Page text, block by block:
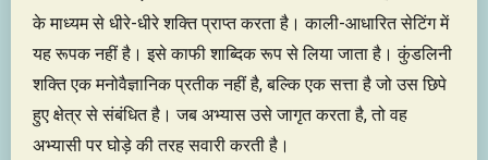
के माध्यम से धीरे-धीरे शक्ति प्राप्त करता है। काली-आधारित सेटिंग में
यह रूपक नहीं है। इसे काफी शाब्दिक रूप से लिया जाता है। कुंडलिनी
शक्ति एक मनोवैज्ञानिक प्रतीक नहीं है, बल्कि एक सत्ता है जो उस छिपे
हुए क्षेत्र से संबंधित है। जब अभ्यास उसे जागृत करता है, तो वह
अभ्यासी पर घोड़े की तरह सवारी करती है।